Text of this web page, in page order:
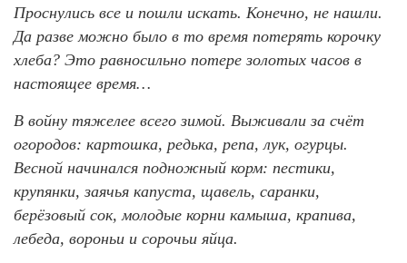
Проснулись все и пошли искать. Конечно, не нашли.
Да разве можно было в то время потерять корочку
хлеба? Это равносильно потере золотых часов в
настоящее время…
В войну тяжелее всего зимой. Выживали за счёт
огородов: картошка, редька, репа, лук, огурцы.
Весной начинался подножный корм: пестики,
крупянки, заячья капуста, щавель, саранки,
берёзовый сок, молодые корни камыша, крапива,
лебеда, вороньи и сорочьи яйца.